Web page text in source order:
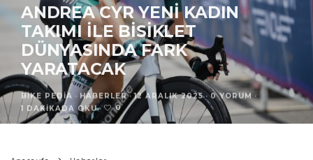
ANDREA CYR YENI KADIN
TAKIMI ILE BISIKLET
DÜNYASINDA FARK
YARATACAK
BIKE PEDIA HABERLER · 12 ARALIK 2025 · 0 YORUM
1 DAKIKADA OKU · 0